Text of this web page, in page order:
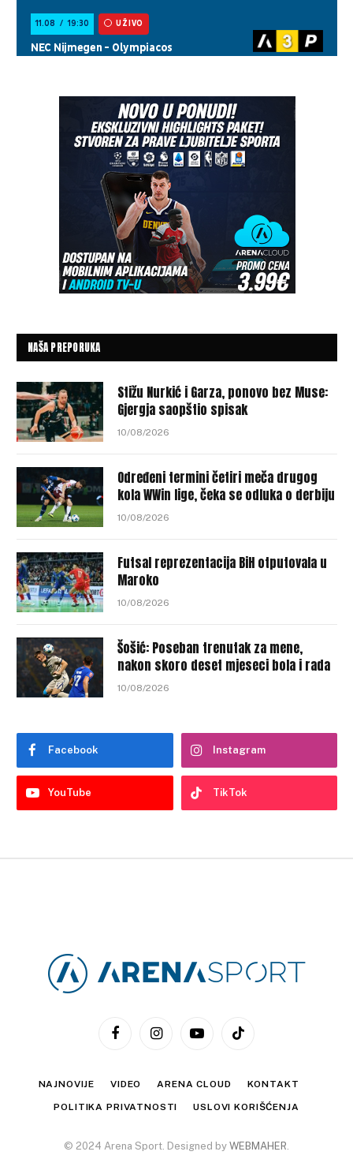
NAŠA PREPORUKA
Stižu Nurkić i Garza, ponovo bez Muse:
Gjergja saopštio spisak
10/08/2026
Određeni termini četiri meča drugog
kola WWin lige, čeka se odluka o derbiju
10/08/2026
Futsal reprezentacija BiH otputovala u
Maroko
10/08/2026
Šošić: Poseban trenutak za mene,
nakon skoro deset mjeseci bola i rada
10/08/2026
Facebook Instagram
YouTube TikTok
FacebookInstagramYouTubeTikTok
NAJNOVIJE VIDEO ARENA CLOUD KONTAKT
POLITIKA PRIVATNOSTI USLOVI KORIŠĆENJA
© 2024 Arena Sport. Designed by WEBMAHER.